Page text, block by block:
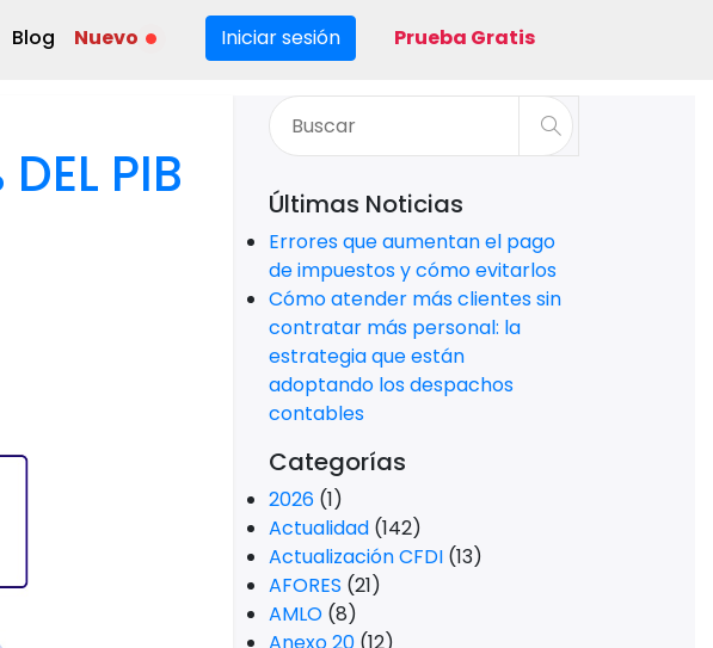
Blog Nuevo Iniciar sesión Prueba Gratis
PIB Últimas Noticias
Errores que aumentan el pago
de impuestos y cómo evitarlos
Cómo atender más clientes sin
contratar más personal: la
estrategia que están
adoptando los despachos
contables
Categorías
2026 (1)
Actualidad (142)
Actualización CFDI (13)
AFORES (21)
AMLO (8)